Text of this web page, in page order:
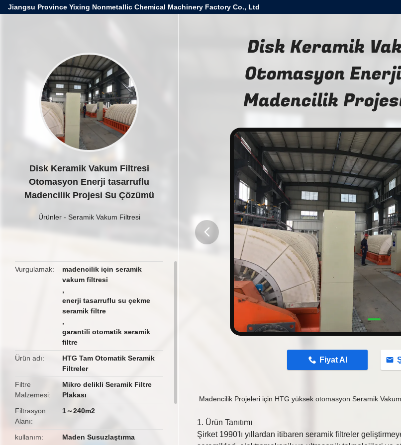
Jiangsu Province Yixing Nonmetallic Chemical Machinery Factory Co., Ltd
Disk Keramik Vakum Filtresi
Otomasyon Enerji tasarruflu
Madencilik Projesi Su Çözümü
Ürünler- Seramik Vakum Filtresi
Vurgulamak
madencilik için seramik
vakum filtresi
,
enerji tasarruflu su çekme
seramik filtre
,
garantili otomatik seramik
filtre
Ürün adı
HTG Tam Otomatik Seramik
Filtreler
Filtre
Malzemesi
Mikro delikli Seramik Filtre
Plakası
Filtrasyon
Alanı
1～240m2
kullanım Maden Susuzlaştırma
Disk Keramik
Otomasyon
Madencilik
Fiyat Al
Madencilik Projeleri için HTG yüksek otomasyon Seramik
1. Ürün Tanıtımı
Şirket 1990'lı yıllardan itibaren seramik filtreler